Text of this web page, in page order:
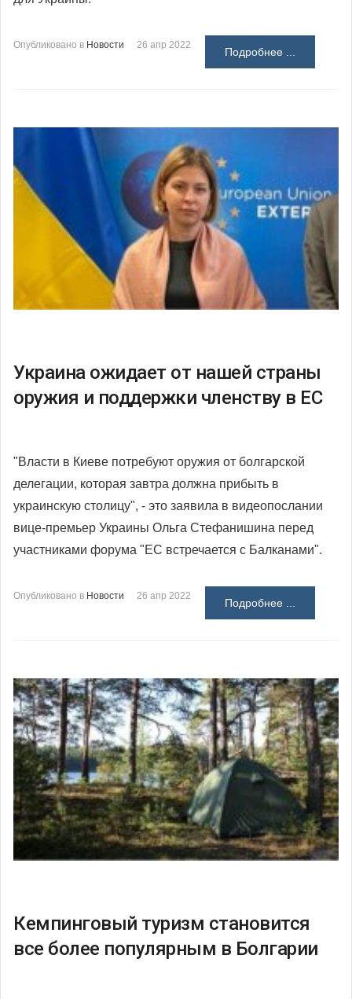
Опубликовано в Новости 26 апр 2022
Подробнее ...
Украина ожидает от нашей страны
оружия и поддержки членству в ЕС
"Власти в Киеве потребуют оружия от болгарской
делегации, которая завтра должна прибыть в
украинскую столицу", - это заявила в видеопослании
вице-премьер Украины Ольга Стефанишина перед
участниками форума "ЕС встречается с Балканами".
Опубликовано в Новости 26 апр 2022
Подробнее ...
Кемпинговый туризм становится
все более популярным в Болгарии